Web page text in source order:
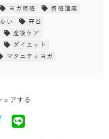
ヨガ資格
資格講座
い
守谷
産後ケア
ダイエット
マタニティヨガ
ェアする